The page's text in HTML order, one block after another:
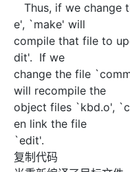
Thus, if we change
e', `make' will
compile that file to
dit'. If we
change the file
will recompile the
object files `kbd.o',
en link the file
`edit'.
复制代码